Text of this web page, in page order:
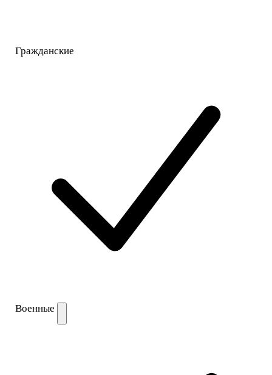
Гражданские
Военные